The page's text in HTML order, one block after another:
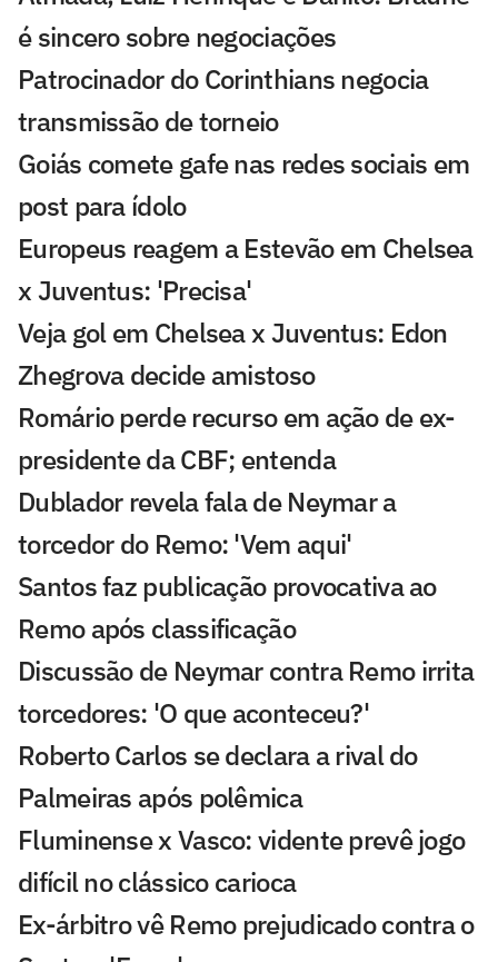
é sincero sobre negociações
Patrocinador do Corinthians negocia
transmissão de torneio
Goiás comete gafe nas redes sociais em
post para ídolo
Europeus reagem a Estevão em Chelsea
x Juventus: 'Precisa'
Veja gol em Chelsea x Juventus: Edon
Zhegrova decide amistoso
Romário perde recurso em ação de ex-
presidente da CBF; entenda
Dublador revela fala de Neymar a
torcedor do Remo: 'Vem aqui'
Santos faz publicação provocativa ao
Remo após classificação
Discussão de Neymar contra Remo irrita
torcedores: 'O que aconteceu?'
Roberto Carlos se declara a rival do
Palmeiras após polêmica
Fluminense x Vasco: vidente prevê jogo
difícil no clássico carioca
Ex-árbitro vê Remo prejudicado contra o